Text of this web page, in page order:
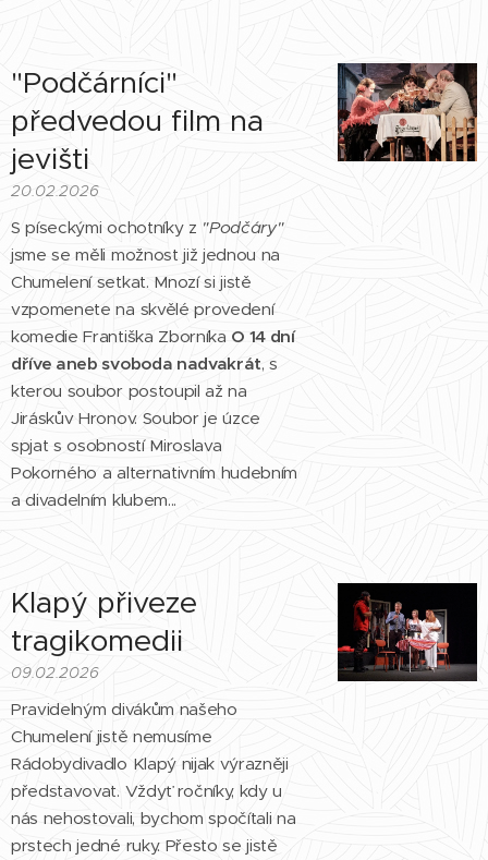
"Podčárníci"
předvedou film na
jevišti
20.02.2026
S píseckými ochotníky z "Podčáry"
jsme se měli možnost již jednou na
Chumelení setkat. Mnozí si jistě
vzpomenete na skvělé provedení
komedie Františka Zborníka O 14 dní
dříve aneb svoboda nadvakrát, s
kterou soubor postoupil až na
Jiráskův Hronov. Soubor je úzce
spjat s osobností Miroslava
Pokorného a alternativním hudebním
a divadelním klubem...
Klapý přiveze
tragikomedii
09.02.2026
Pravidelným divákům našeho
Chumelení jistě nemusíme
Rádobydivadlo Klapý nijak výrazněji
představovat. Vždyť ročníky, kdy u
nás nehostovali, bychom spočítali na
prstech jedné ruky. Přesto se jistě